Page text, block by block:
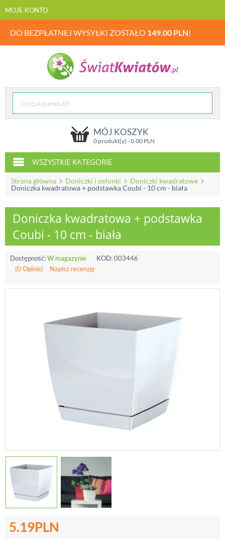
MOJE KONTO
DO BEZPŁATNEJ WYSYŁKI ZOSTAŁO 149.00 PLN!
MÓJ KOSZYK
0 produkt(y) -0.00PLN
WSZYSTKIE KATEGORIE
Strona główna Doniczki i osłonki
Doniczki kwadratowe
Doniczka kwadratowa + podstawka Coubi - 10 cm - biała
Doniczka kwadratowa + podstawka
Coubi - 10 cm - biała
Dostępność:W magazynie KOD:003446
(0 Opinie)
Napisz recenzję
5.19PLN